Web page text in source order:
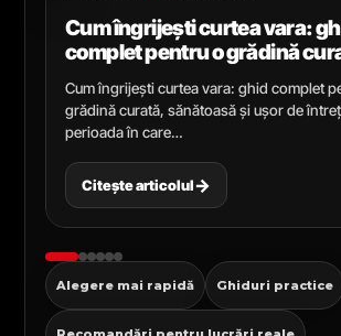
Cum îngrijești curtea vara:
complet pentru o grădină
sănătoasă și ușor de întreținut
Cum îngrijești curtea vara: ghid complet
grădină curată, sănătoasă și ușor de
perioada în care…
Citește articolul→
Alegere mai rapidă Ghiduri practice